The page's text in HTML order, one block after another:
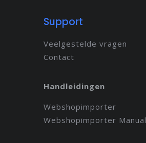
Support
Veelgestelde vragen
Contact
Handleidingen
Webshopimporter
Webshopimporter Manual